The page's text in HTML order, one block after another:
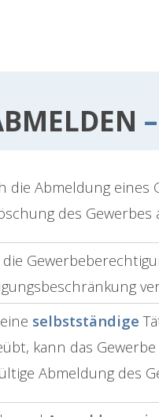
die Abmeldung eines
des Gewerbes
selbstständige
kann das
Abmeldung des